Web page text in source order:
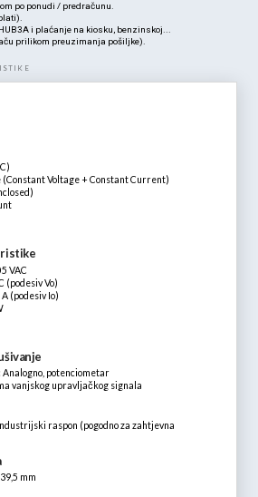
po ponudi / predračunu.
i plaćanje na kiosku, benzinskoj...
prilikom preuzimanja pošiljke).
(Constant Voltage + Constant Current)
VAC
(podesiv Vo)
A (podesiv Io)
Analogno, potenciometar
vanjskog upravljačkog signala
raspon (pogodno za zahtjevna
mm